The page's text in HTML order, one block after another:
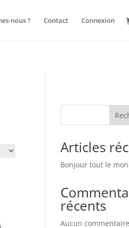
qui n’ont pas été
nous ? Contact Connexion
Articles
Bonjour tout le
récents
Aucun